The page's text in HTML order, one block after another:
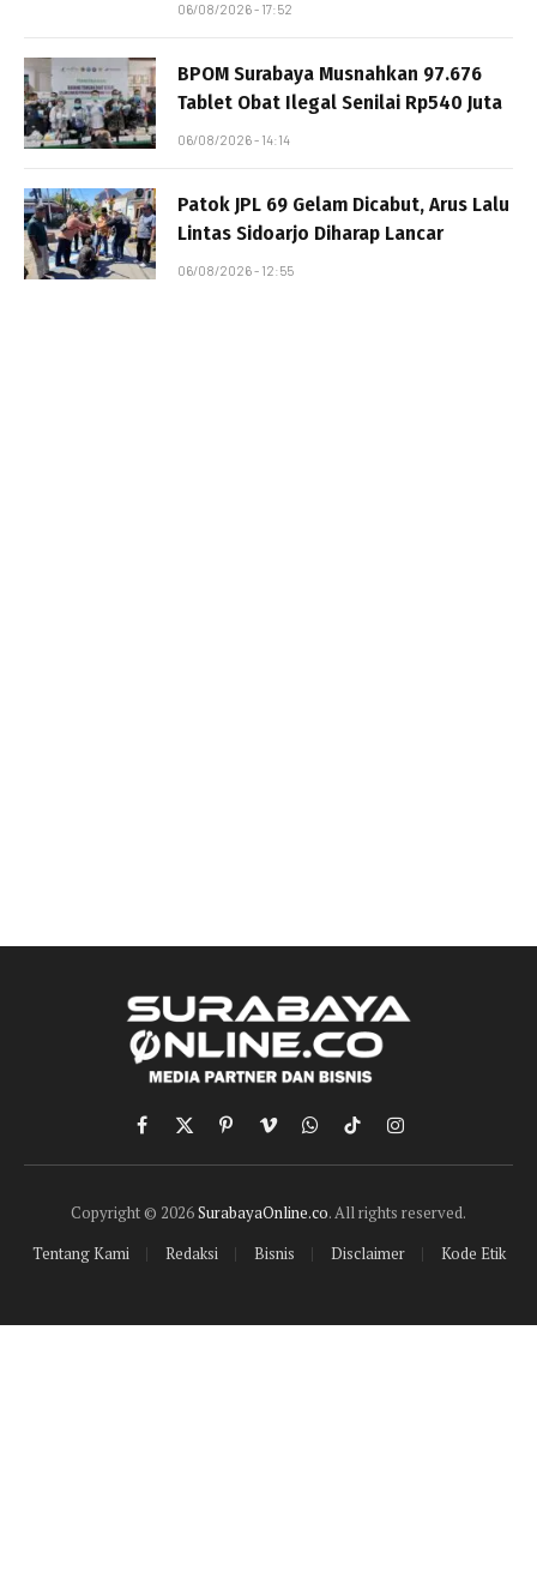
06/08/2026 - 17:52
BPOM Surabaya Musnahkan 97.676
Tablet Obat Ilegal Senilai Rp540 Juta
06/08/2026 - 14:14
Patok JPL 69 Gelam Dicabut, Arus Lalu
Lintas Sidoarjo Diharap Lancar
06/08/2026 - 12:55
Facebook
X
(Twitter)
PinterestVimeoWhatsApp
TikTokInstagram
Copyright © 2026SurabayaOnline.co. All rights reserved.
Tentang Kami
Redaksi Bisnis Disclaimer Kode Etik